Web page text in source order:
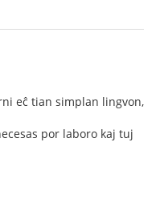
eĉ tian simplan lingvon,
por laboro kaj tuj